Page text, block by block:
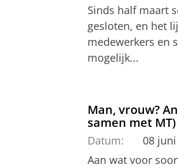
Sinds half maart
gesloten, en het
medewerkers en
mogelijk...
Man, vrouw?
samen met MT)
Datum:
08
Aan wat voor